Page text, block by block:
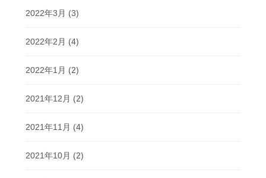
2022年3月 (3)
2022年2月 (4)
2022年1月 (2)
2021年12月 (2)
2021年11月 (4)
2021年10月 (2)